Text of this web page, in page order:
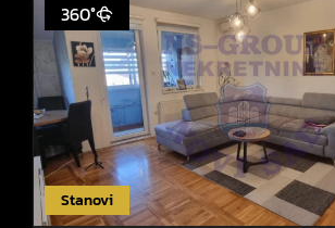
Stanovi
360°